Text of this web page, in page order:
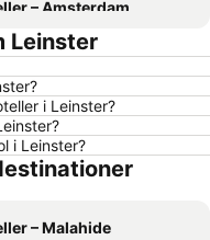
– Amsterdam
– Lübeck
– Budapest
– Málaga
– Gdańsk
– Rhodos
– Grækenland
Leinster
i Leinster?
i Leinster?
– Malahide